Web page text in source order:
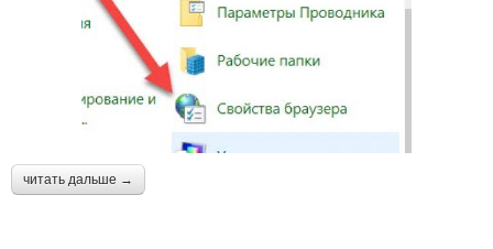
читать дальше →